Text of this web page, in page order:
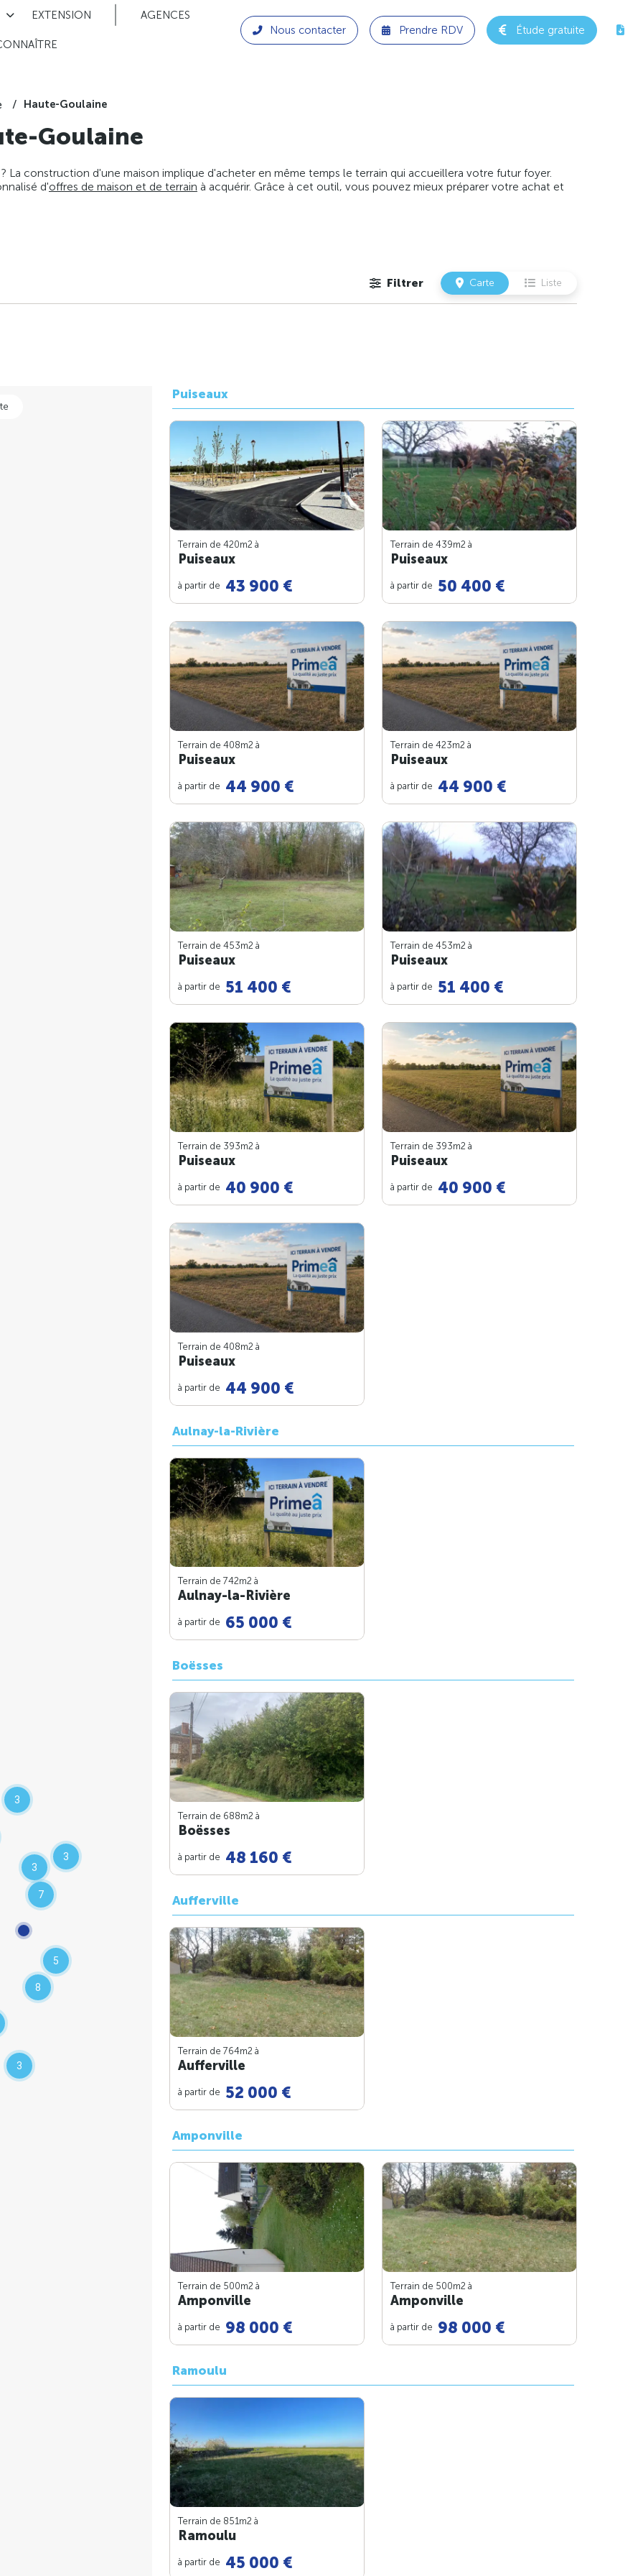
EXTENSION AGENCES
Nous contacter Prendre RDV Étude gratuite
Haute-Goulaine
Goulaine
La construction d'une maison implique d'acheter en même temps le terrain qui accueillera votre futur foyer.
d'offres de maison et de terrain à acquérir. Grâce à cet outil, vous pouvez mieux préparer votre achat et
Filtrer Carte Liste
3
7
3
3
5
8
3
Puiseaux
Terrain de 420m2 à
Puiseaux
à partir de 43 900 €
Terrain de 439m2 à
Puiseaux
à partir de 50 400 €
Terrain de 408m2 à
Puiseaux
à partir de 44 900 €
Terrain de 423m2 à
Puiseaux
à partir de 44 900 €
Terrain de 453m2 à
Puiseaux
à partir de 51 400 €
Terrain de 453m2 à
Puiseaux
à partir de 51 400 €
Terrain de 393m2 à
Puiseaux
à partir de 40 900 €
Terrain de 393m2 à
Puiseaux
à partir de 40 900 €
Terrain de 408m2 à
Puiseaux
à partir de 44 900 €
Aulnay-la-Rivière
Terrain de 742m2 à
Aulnay-la-Rivière
à partir de 65 000 €
Boësses
Terrain de 688m2 à
Boësses
à partir de 48 160 €
Aufferville
Terrain de 764m2 à
Aufferville
à partir de 52 000 €
Amponville
Terrain de 500m2 à
Amponville
à partir de 98 000 €
Terrain de 500m2 à
Amponville
à partir de 98 000 €
Ramoulu
Terrain de 851m2 à
Ramoulu
à partir de 45 000 €